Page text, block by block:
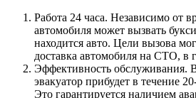
Работа 24 часа. Независимо от
автомобиля может вызвать
находится авто. Цели вызова
доставка автомобиля на СТО, в
Эффективность обслуживания.
эвакуатор прибудет в течение
Это гарантируется наличием